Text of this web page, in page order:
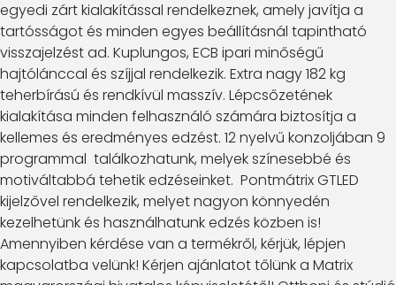
egyedi zárt kialakítással rendelkeznek, amely javítja a
tartósságot és minden egyes beállításnál tapintható
visszajelzést ad. Kuplungos, ECB ipari minőségű
hajtólánccal és szíjjal rendelkezik. Extra nagy 182 kg
teherbírású és rendkívül masszív. Lépcsőzetének
kialakítása minden felhasználó számára biztosítja a
kellemes és eredményes edzést. 12 nyelvű konzoljában 9
programmal találkozhatunk, melyek színesebbé és
motiváltabbá tehetik edzéseinket. Pontmátrix GTLED
kijelzővel rendelkezik, melyet nagyon könnyedén
kezelhetünk és használhatunk edzés közben is!
Amennyiben kérdése van a termékről, kérjük, lépjen
kapcsolatba velünk! Kérjen ajánlatot tőlünk a Matrix